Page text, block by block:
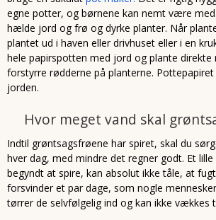
egne potter, og børnene kan nemt være
hælde jord og frø og dyrke planter. Når
plantet ud i haven eller drivhuset eller i en
hele papirspotten med jord og plante direkte
forstyrre rødderne på planterne.
jorden.
Hvor meget vand skal
Indtil grøntsagsfrøene har spiret, skal du
hver dag, med mindre det regner godt. Et
begyndt at spire, kan absolut ikke tåle, at
forsvinder et par dage, som nogle
tørrer de selvfølgelig ind og kan ikke vækkes